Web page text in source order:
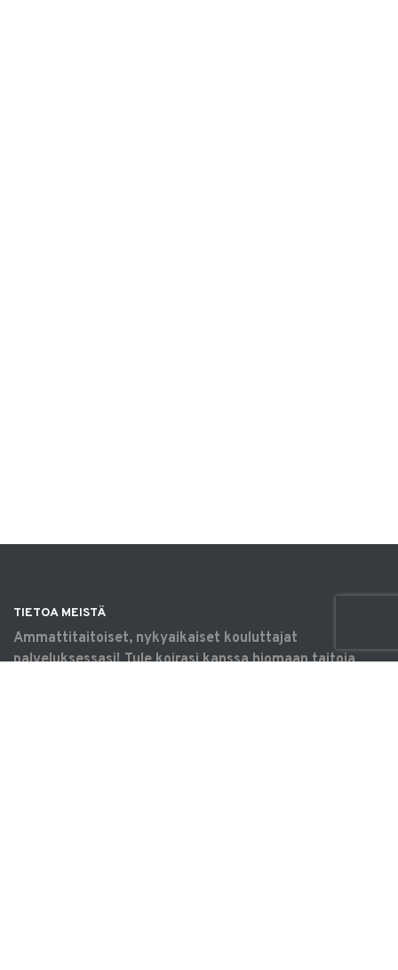
TIETOA MEISTÄ
Ammattitaitoiset, nykyaikaiset kouluttajat
palveluksessasi! Tule koirasi kanssa hiomaan taitoja